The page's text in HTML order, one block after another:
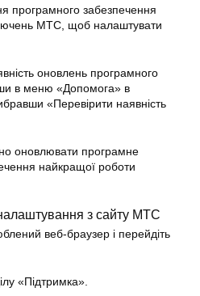
програмного забезпечення
МТС, щоб налаштувати
оновлень програмного
в меню «Допомога» в
«Перевірити наявність
оновлювати програмне
найкращої роботи
з сайту МТС
веб-браузер і перейдіть
«Підтримка».